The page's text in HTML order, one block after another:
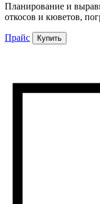
Планирование и
откосов и кюветов,
Прайс Купить